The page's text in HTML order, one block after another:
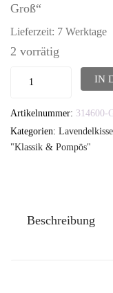
Groß“
Lieferzeit: 7 Werktage
2 vorrätig
Lavendelkissen
TUTGUT-
Kissen
Feine
IN
Artikelnummer: 314600-
Kategorien:
"Klassik & Pompös"
Beschreibung